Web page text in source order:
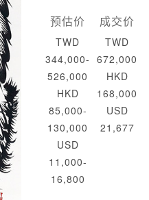
预估价
TWD
344,000-
526,000
HKD
85,000-
130,000
USD
11,000-
16,800
成交价
TWD
672,000
HKD
168,000
USD
21,677